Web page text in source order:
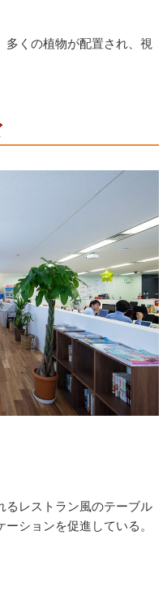
多くの植物が配置され、視
るレストラン風のテーブル
ションを促進している。